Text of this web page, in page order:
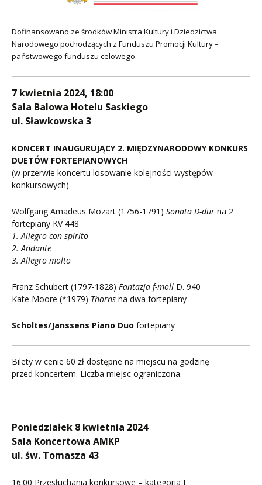
Dofinansowano ze środków Ministra Kultury i Dziedzictwa
Narodowego pochodzących z Funduszu Promocji Kultury –
państwowego funduszu celowego.
7 kwietnia 2024, 18:00
Sala Balowa Hotelu Saskiego
ul. Sławkowska 3
KONCERT INAUGURUJĄCY 2. MIĘDZYNARODOWY KONKURS
DUETÓW FORTEPIANOWYCH
(w przerwie koncertu losowanie kolejności występów
konkursowych)
Wolfgang Amadeus Mozart (1756-1791) Sonata D-dur na 2
fortepiany KV 448
1. Allegro con spirito
2. Andante
3. Allegro molto
Franz Schubert (1797-1828) Fantazja f-moll D. 940
Kate Moore (*1979) Thorns na dwa fortepiany
Scholtes/Janssens Piano Duo fortepiany
Bilety w cenie 60 zł dostępne na miejscu na godzinę
przed koncertem. Liczba miejsc ograniczona.
Poniedziałek 8 kwietnia 2024
Sala Koncertowa AMKP
ul. św. Tomasza 43
16:00 Przesłuchania konkursowe – kategoria I